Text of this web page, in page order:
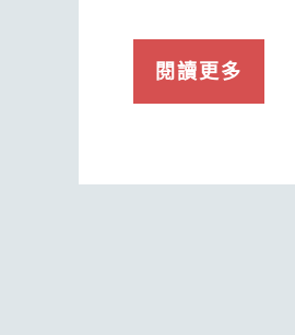
閱讀更多